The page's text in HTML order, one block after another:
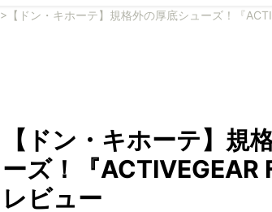
> 【ドン・キホーテ】規格外の厚底シューズ！『
【ドン・キホーテ】規
ーズ！『ACTIVEGEAR
レビュー